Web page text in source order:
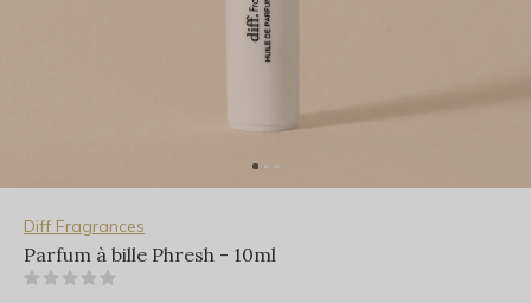
Diff Fragrances
Parfum à bille Phresh - 10ml